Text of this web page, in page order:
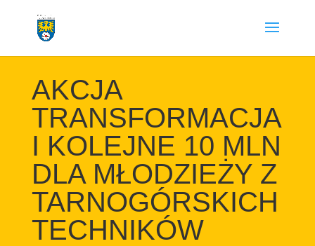
AKCJA
TRANSFORMACJA
I KOLEJNE 10 MLN
DLA MŁODZIEŻY Z
TARNOGÓRSKICH
TECHNIKÓW